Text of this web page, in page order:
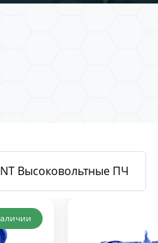
Высоковольтные ПЧ